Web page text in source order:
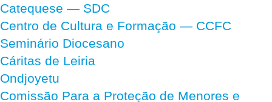
Catequese — SDC
Centro de Cultura e Formação — CCFC
Seminário Diocesano
Cáritas de Leiria
Ondjoyetu
Comissão Para a Proteção de Menores e